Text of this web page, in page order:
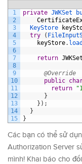
1
2
3
4
5
6
7
8
9
10
11
12
13
14
15
private JWKSet
KeyStore
try
(
keyStore. load
return JWKSet
@Override
public
return
}
} ) ;
}
}
Các bạn có thể sử
Authorization Server
mình! Khai báo cho